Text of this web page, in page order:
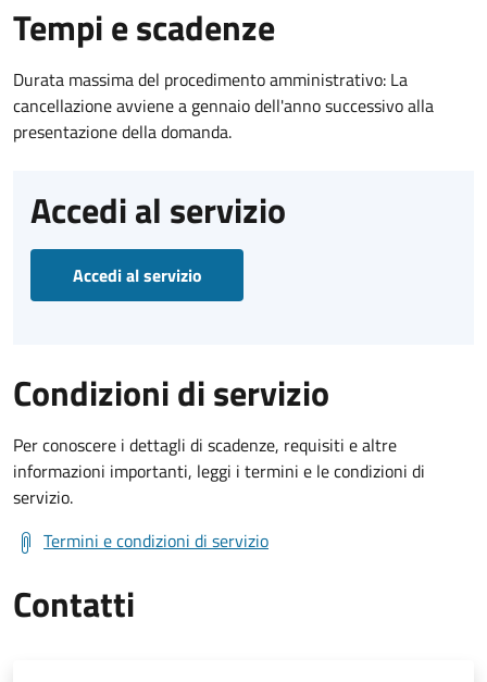
Tempi e scadenze
Durata massima del procedimento amministrativo: La
cancellazione avviene a gennaio dell'anno successivo alla
presentazione della domanda.
Accedi al servizio
Accedi al servizio
Condizioni di servizio
Per conoscere i dettagli di scadenze, requisiti e altre
informazioni importanti, leggi i termini e le condizioni di
servizio.
Termini e condizioni di servizio
Contatti